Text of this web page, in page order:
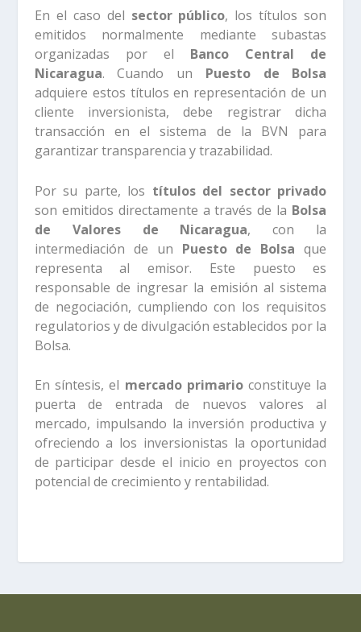
En el caso del sector público, los títulos son
emitidos normalmente mediante subastas
organizadas por el Banco Central de
Nicaragua. Cuando un Puesto de Bolsa
adquiere estos títulos en representación de un
cliente inversionista, debe registrar dicha
transacción en el sistema de la BVN para
garantizar transparencia y trazabilidad.
Por su parte, los títulos del sector privado
son emitidos directamente a través de la Bolsa
de Valores de Nicaragua, con la
intermediación de un Puesto de Bolsa que
representa al emisor. Este puesto es
responsable de ingresar la emisión al sistema
de negociación, cumpliendo con los requisitos
regulatorios y de divulgación establecidos por la
Bolsa.
En síntesis, el mercado primarioconstituye la
puerta de entrada de nuevos valores al
mercado, impulsando la inversión productiva y
ofreciendo a los inversionistas la oportunidad
de participar desde el inicio en proyectos con
potencial de crecimiento y rentabilidad.